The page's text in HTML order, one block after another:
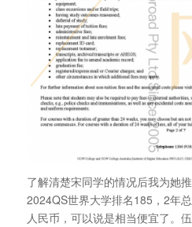
了解清楚宋同学的情况后我为她
2024QS世界大学排名185，2年
人民币，可以说是相当便宜了。